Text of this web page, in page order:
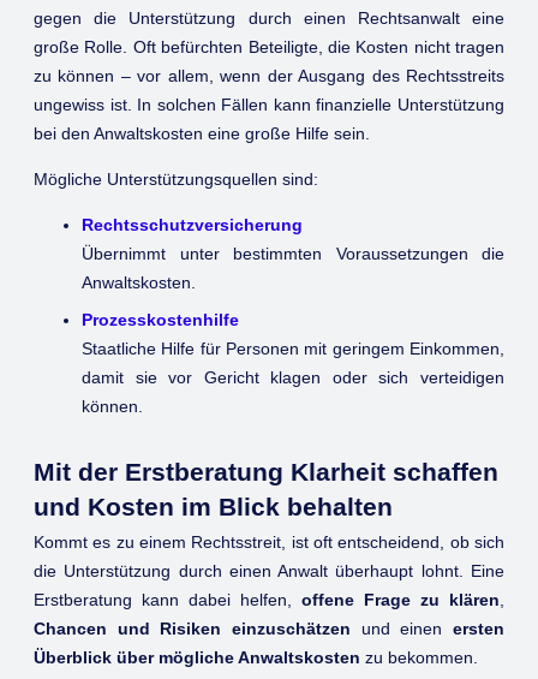
gegen die Unterstützung durch einen Rechtsanwalt eine
große Rolle. Oft befürchten Beteiligte, die Kosten nicht tragen
zu können – vor allem, wenn der Ausgang des Rechtsstreits
ungewiss ist. In solchen Fällen kann finanzielle Unterstützung
bei den Anwaltskosten eine große Hilfe sein.
Mögliche Unterstützungsquellen sind:
Rechtsschutzversicherung
Übernimmt unter bestimmten Voraussetzungen die
Anwaltskosten.
Prozesskostenhilfe
Staatliche Hilfe für Personen mit geringem Einkommen,
damit sie vor Gericht klagen oder sich verteidigen
können.
Mit der Erstberatung Klarheit schaffen
und Kosten im Blick behalten
Kommt es zu einem Rechtsstreit, ist oft entscheidend, ob sich
die Unterstützung durch einen Anwalt überhaupt lohnt. Eine
Erstberatung kann dabei helfen, offene Frage zu klären,
Chancen und Risiken einzuschätzen und einen ersten
Überblick über mögliche Anwaltskosten zu bekommen.